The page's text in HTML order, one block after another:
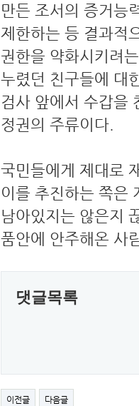
만든 조서의 증거능
제한하는 등 결과적
권한을 약화시키려
누렸던 친구들에 대
검사 앞에서 수갑을
정권의 주류이다.
국민들에게 제대로
이를 추진하는 쪽은
남아있지는 않은지
품안에 안주해온 사
댓글목록
이전글 다음글